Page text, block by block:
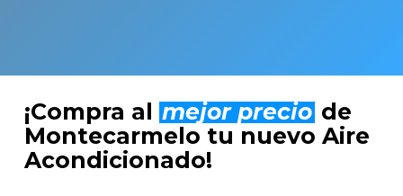
¡Compra al mejor precio de
Montecarmelo tu nuevo Aire
Acondicionado!